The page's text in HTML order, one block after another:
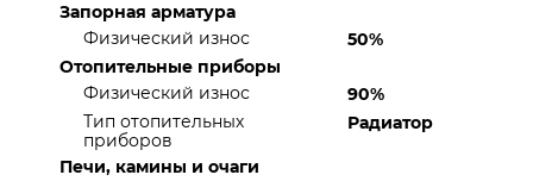
Запорная арматура
Физический износ
50%
Отопительные приборы
Физический износ
90%
Тип отопительных
приборов
Радиатор
Печи, камины и очаги